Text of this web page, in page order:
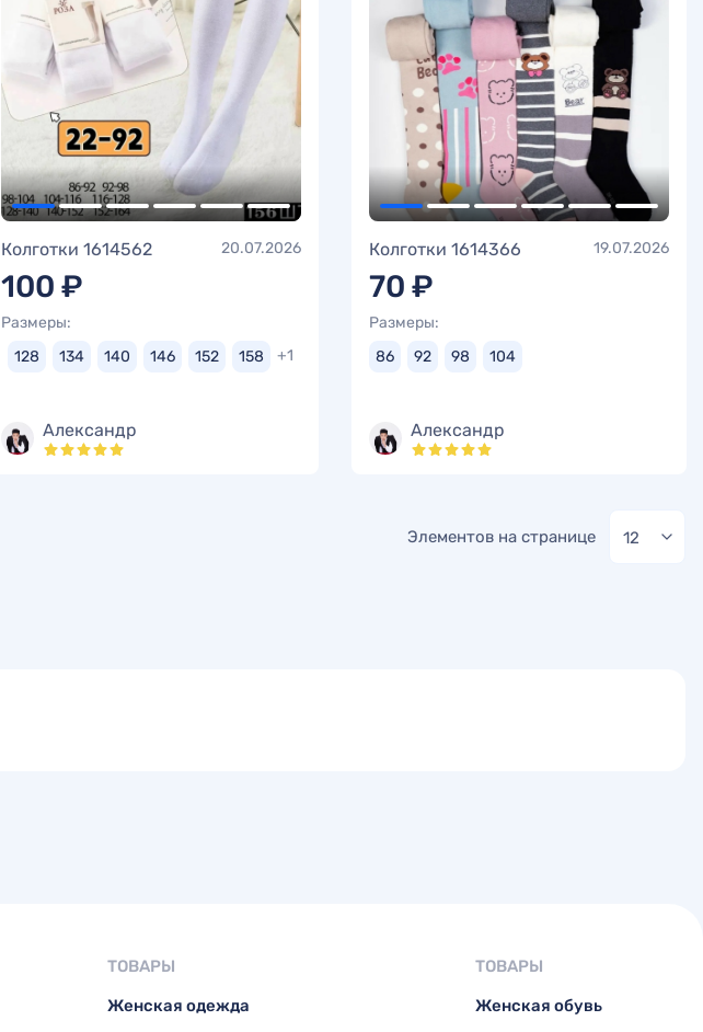
Колготки 1614562 20.07.2026
100 ₽
Размеры:
+1
128 134 140 146 152 158
Александр
Колготки 1614366 19.07.2026
70 ₽
Размеры:
86
92 98 104
Александр
Элементов на странице 12
ТОВАРЫ
Женская одежда
ТОВАРЫ
Женская обувь